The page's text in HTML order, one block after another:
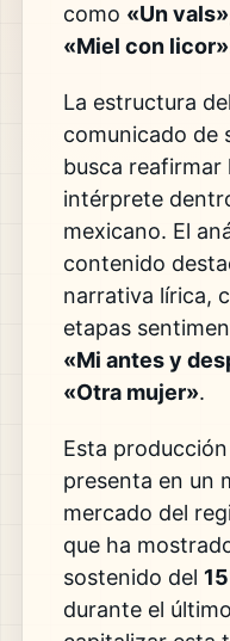
como «Un vals»
«Miel con licor»
La estructura
comunicado de
busca reafirmar
intérprete
mexicano. El
contenido
narrativa lírica,
etapas
«Mi antes y
«Otra mujer».
Esta
presenta en un
mercado del
que ha
sostenido del
durante el